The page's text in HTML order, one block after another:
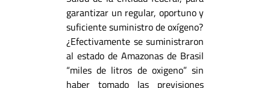
garantizar un regular, oportuno y
suficiente suministro de oxígeno?
¿Efectivamente se suministraron
al estado de Amazonas de Brasil
“miles de litros de oxigeno” sin
haber tomado las previsiones